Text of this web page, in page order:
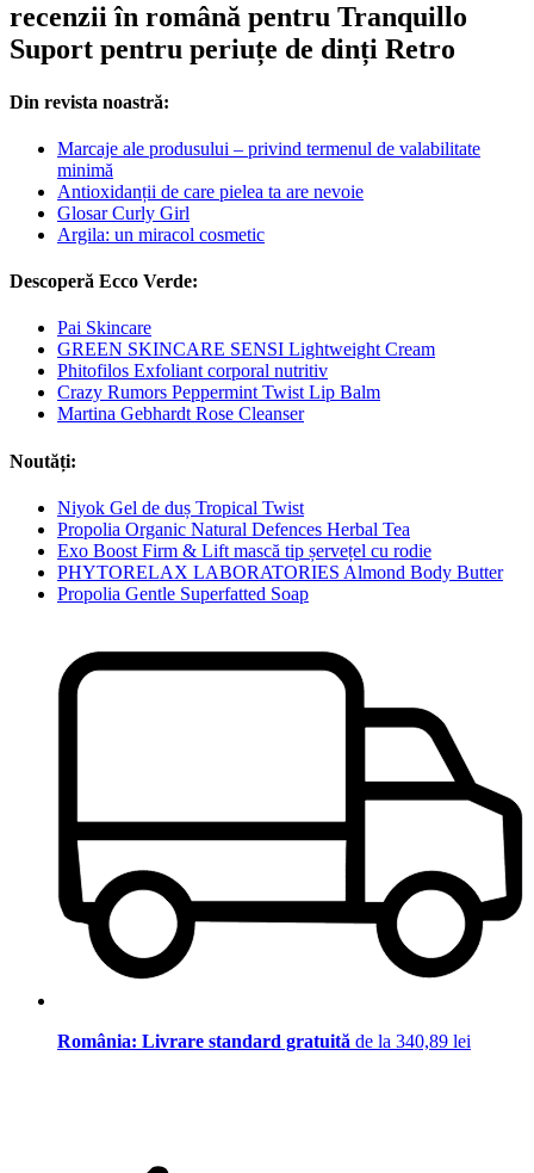
recenzii în română pentru Tranquillo
Suport pentru periuțe de dinți Retro
Din revista noastră:
Marcaje ale produsului – privind termenul de valabilitate
minimă
Antioxidanții de care pielea ta are nevoie
Glosar Curly Girl
Argila: un miracol cosmetic
Descoperă Ecco Verde:
Pai Skincare
GREEN SKINCARE SENSI Lightweight Cream
Phitofilos Exfoliant corporal nutritiv
Crazy Rumors Peppermint Twist Lip Balm
Martina Gebhardt Rose Cleanser
Noutăți:
Niyok Gel de duș Tropical Twist
Propolia Organic Natural Defences Herbal Tea
Exo Boost Firm & Lift mască tip șervețel cu rodie
PHYTORELAX LABORATORIES Almond Body Butter
Propolia Gentle Superfatted Soap
România: Livrare standard gratuită de la 340,89 lei